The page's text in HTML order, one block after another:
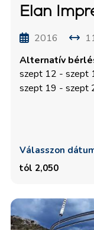
Elan
2016
Alternatív
szept 12 - szept
szept 19 - szept
Válasszon
tól 2,050